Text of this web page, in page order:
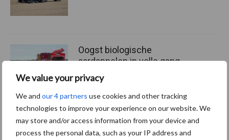
We value your privacy
We and our 4 partners use cookies and other tracking
technologies to improve your experience on our website. We
may store and/or access information from your device and
process the personal data, such as your IP address and
Oogst biologische
aardappelen in volle gang
Nieuwe compacte
gedragen pootcombinatie